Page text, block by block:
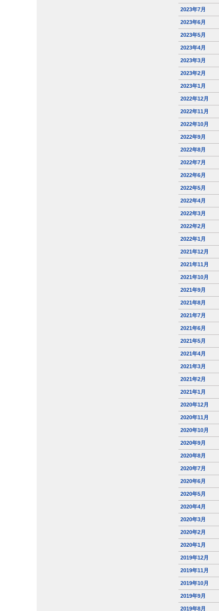
2023年7月
2023年6月
2023年5月
2023年4月
2023年3月
2023年2月
2023年1月
2022年12月
2022年11月
2022年10月
2022年9月
2022年8月
2022年7月
2022年6月
2022年5月
2022年4月
2022年3月
2022年2月
2022年1月
2021年12月
2021年11月
2021年10月
2021年9月
2021年8月
2021年7月
2021年6月
2021年5月
2021年4月
2021年3月
2021年2月
2021年1月
2020年12月
2020年11月
2020年10月
2020年9月
2020年8月
2020年7月
2020年6月
2020年5月
2020年4月
2020年3月
2020年2月
2020年1月
2019年12月
2019年11月
2019年10月
2019年9月
2019年8月